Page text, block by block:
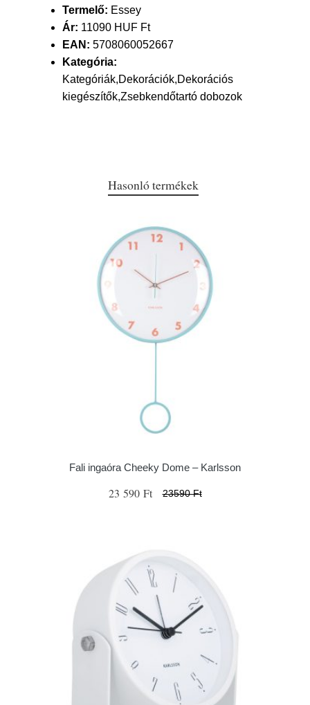
Termelő: Essey
Ár: 11090 HUF Ft
EAN: 5708060052667
Kategória:
Kategóriák,Dekorációk,Dekorációs
kiegészítők,Zsebkendőtartó dobozok
Hasonló termékek
Fali ingaóra Cheeky Dome – Karlsson
23 590 Ft 23590 Ft